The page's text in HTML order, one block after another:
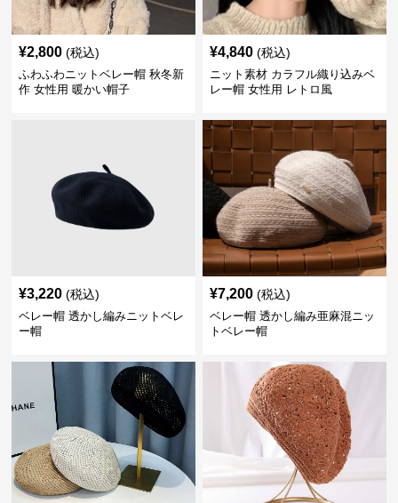
¥2,800 (税込)
ふわふわニットベレー帽 秋冬新
作 女性用 暖かい帽子
¥4,840 (税込)
ニット素材 カラフル織り込みベ
レー帽 女性用 レトロ風
¥3,220 (税込)
ベレー帽 透かし編みニットベレ
ー帽
¥7,200 (税込)
ベレー帽 透かし編み亜麻混ニッ
トベレー帽